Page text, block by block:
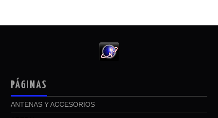
PÁGINAS
ANTENAS Y ACCESORIOS